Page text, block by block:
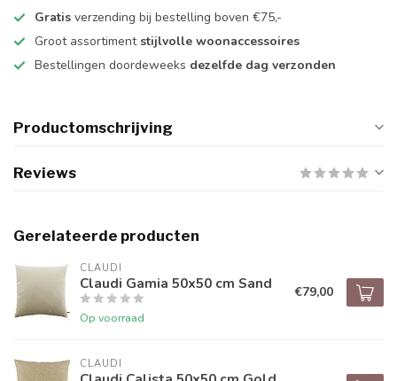
Gratis verzending bij bestelling boven €75,-
Groot assortiment stijlvolle woonaccessoires
Bestellingen doordeweeks dezelfde dag verzonden
Productomschrijving
Reviews
Gerelateerde producten
CLAUDI
Claudi Gamia 50x50 cm Sand
Op voorraad
€79,00
CLAUDI